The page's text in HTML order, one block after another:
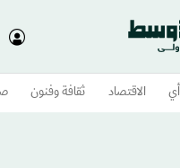
الاقتصاد ثقافة وفنون